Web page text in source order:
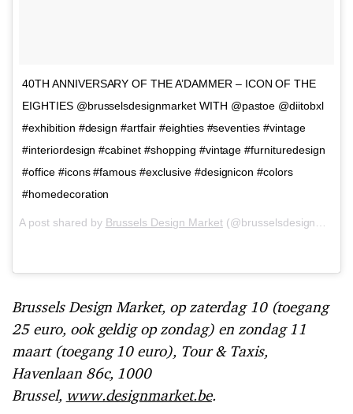
40TH ANNIVERSARY OF THE A’DAMMER – ICON OF THE
EIGHTIES @brusselsdesignmarket WITH @pastoe @diitobxl
#exhibition #design #artfair #eighties #seventies #vintage
#interiordesign #cabinet #shopping #vintage #furnituredesign
#office #icons #famous #exclusive #designicon #colors
#homedecoration
A post shared by Brussels Design Market(@brusselsdesignmarket) on
Brussels Design Market, op zaterdag 10 (toegang
25 euro, ook geldig op zondag) en zondag 11
maart (toegang 10 euro), Tour & Taxis,
Havenlaan 86c, 1000
Brussel, www.designmarket.be.